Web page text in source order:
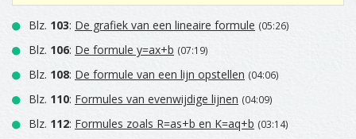
Blz. 103: De grafiek van een lineaire formule (05:26)
Blz. 106: De formule y=ax+b (07:19)
Blz. 108: De formule van een lijn opstellen (04:06)
Blz. 110: Formules van evenwijdige lijnen (04:09)
Blz. 112: Formules zoals R=as+b en K=aq+b (03:14)